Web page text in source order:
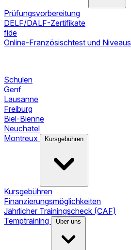
Prüfungsvorbereitung
DELF/DALF-Zertifikate
fide
Online-Französischtest und Niveaus
Schulen
Genf
Lausanne
Freiburg
Biel-Bienne
Neuchatel
Montreux
Kursgebühren
Kursgebühren
Finanzierungsmöglichkeiten
Jährlicher Trainingscheck (CAF)
Temptraining
Über uns